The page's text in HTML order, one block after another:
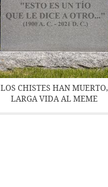
LOS CHISTES HAN MUERTO,
LARGA VIDA AL MEME